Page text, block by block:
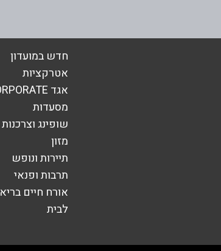
אימייל*
חדש במועדון
אטרקציות
אגד CORPORATE
מסעדות
שופינג וצרכנות
מזון
תיירות ונופש
תרבות ופנאי
אורח חיים בריא
לבית